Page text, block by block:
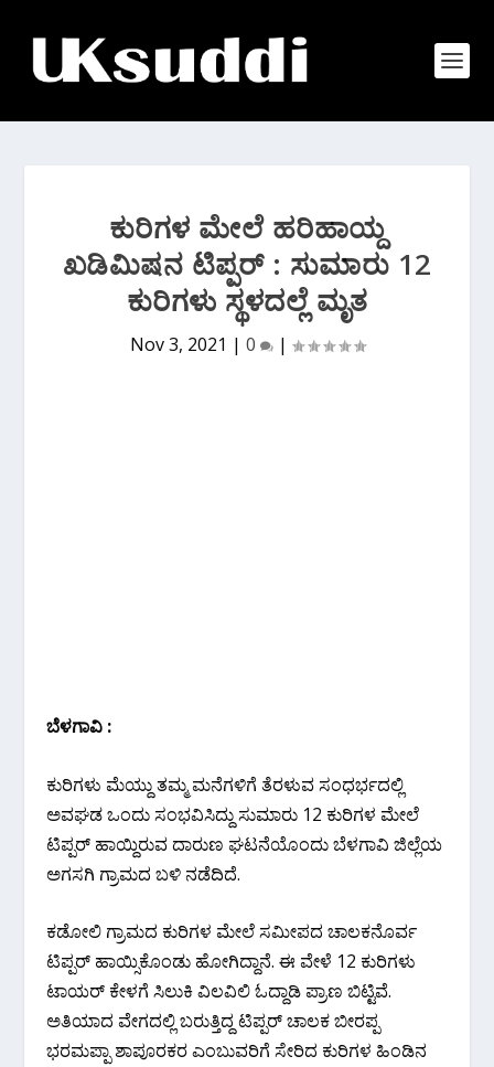
ಕುರಿಗಳ ಮೇಲೆ ಹರಿಹಾಯ್ದ
ಖಡಿಮಿಷನ ಟಿಪ್ಪರ್ : ಸುಮಾರು 12
ಕುರಿಗಳು ಸ್ಥಳದಲ್ಲೆ ಮೃತ
Nov 3, 2021 | 0 |
ಬೆಳಗಾವಿ :
ಕುರಿಗಳು ಮೆಯ್ದು ತಮ್ಮ ಮನೆಗಳಿಗೆ ತೆರಳುವ ಸಂಧರ್ಭದಲ್ಲಿ
ಅವಘಡ ಒಂದು ಸಂಭವಿಸಿದ್ದು ಸುಮಾರು 12 ಕುರಿಗಳ ಮೇಲೆ
ಟಿಪ್ಪರ್ ಹಾಯ್ದಿರುವ ದಾರುಣ ಘಟನೆಯೊಂದು ಬೆಳಗಾವಿ ಜಿಲ್ಲೆಯ
ಅಗಸಗಿ ಗ್ರಾಮದ ಬಳಿ ನಡೆದಿದೆ.
ಕಡೋಲಿ ಗ್ರಾಮದ ಕುರಿಗಳ ಮೇಲೆ ಸಮೀಪದ ಚಾಲಕನೊರ್ವ
ಟಿಪ್ಪರ್ ಹಾಯ್ಸಿಕೊಂಡು ಹೋಗಿದ್ದಾನೆ. ಈ ವೇಳೆ 12 ಕುರಿಗಳು
ಟಾಯರ್ ಕೇಳಗೆ ಸಿಲುಕಿ ವಿಲವಿಲಿ ಓದ್ದಾಡಿ ಪ್ರಾಣ ಬಿಟ್ಟಿವೆ.
ಅತಿಯಾದ ವೇಗದಲ್ಲಿ ಬರುತ್ತಿದ್ದ ಟಿಪ್ಪರ್ ಚಾಲಕ ಬೀರಪ್ಪ
ಭರಮಪ್ಪಾ ಶಾಪೂರಕರ ಎಂಬುವರಿಗೆ ಸೇರಿದ ಕುರಿಗಳ ಹಿಂಡಿನ